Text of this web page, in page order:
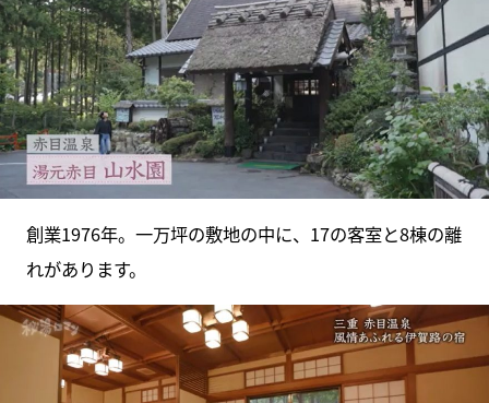
創業1976年。一万坪の敷地の中に、17の客室と8棟の離
れがあります。